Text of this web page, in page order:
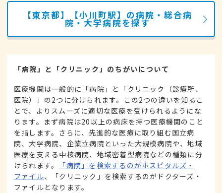
【東京都】【小川町駅】の病院・総合病
院・大学病院を探す
「病院」と「クリニック」のちがいについて
医療機関は一般的に「病院」と「クリニック（診療所、
医院）」の2つに分けられます。この2つの違いを知るこ
とで、よりスムーズに適切な医療を受けられるようにな
ります。まず病院は20以上の病床を持つ医療機関のこと
を指します。さらに、先進的な医療に取り組む国立病
院、大学病院、企業立病院といった大規模病院や、地域
医療を支える中核病院、地域密着型病院などの種類に分
けられます。
「病院」を検索するのがホスピタルズ・
ファイル、「クリニック」を検索するのがドクターズ・
ファイルとなります。